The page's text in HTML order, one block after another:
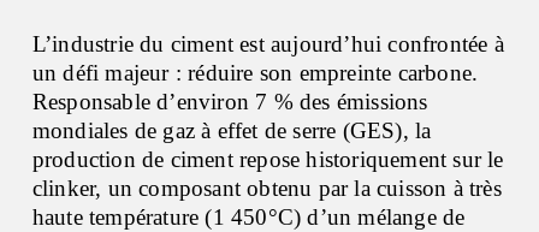
L’industrie du ciment est aujourd’hui confrontée à
un défi majeur : réduire son empreinte carbone.
Responsable d’environ 7 % des émissions
mondiales de gaz à effet de serre (GES), la
production de ciment repose historiquement sur le
clinker, un composant obtenu par la cuisson à très
haute température (1 450°C) d’un mélange de